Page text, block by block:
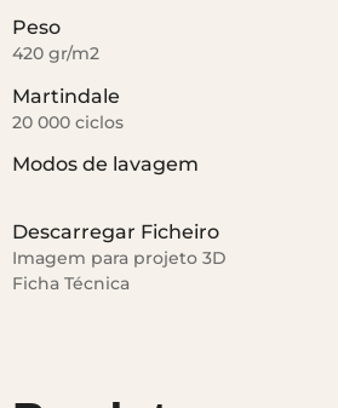
Peso
420 gr/m2
Martindale
20 000 ciclos
Modos de lavagem
Descarregar Ficheiro
Imagem para projeto 3D
Ficha Técnica